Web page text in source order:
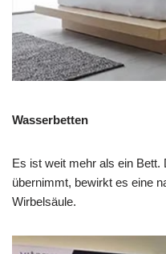
Wasserbetten
Es ist weit mehr als ein Bett.
übernimmt, bewirkt es eine
Wirbelsäule.